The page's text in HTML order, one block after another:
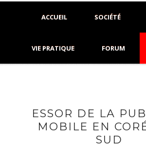
ACCUEIL SOCIÉTÉ
VIE PRATIQUE FORUM
ESSOR DE LA
MOBILE EN
SUD